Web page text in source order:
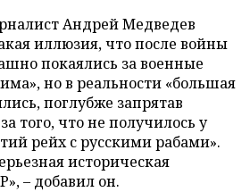
Андрей Медведев
иллюзия, что после войны
покаялись за военные
но в реальности «большая
поглубже запрятав
того, что не получилось у
рейх с русскими рабами».
историческая
– добавил он.